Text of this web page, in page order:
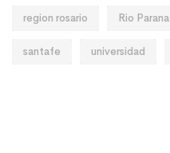
region rosario Rio Parana
santafe universidad